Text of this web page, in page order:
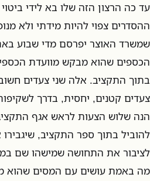
עד כה הרצון הזה שלו בא לידי
ההסדרים צפוי להיות מידתי ולא
שמשרד האוצר יפרסם מדי שבוע
הכספים שהוא מבקש מוועדת
בתוך התקציב. אלה שני צעדים
צעדים קטנים, יחסית, בדרך
הנה שלוש הצעות לראש אגף
להוביל בתוך ספר התקציב,
לציבור את התחושה שמישהו שם
מה באמת עושים עם המסים שהוא